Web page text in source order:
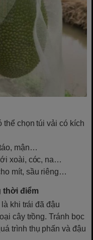
thể chọn túi vải có kích
mận…
xoài, cóc, na…
mít, sầu riêng…
thời điểm
khi trái đã đậu
cây trồng. Tránh bọc
trình thụ phấn và đậu